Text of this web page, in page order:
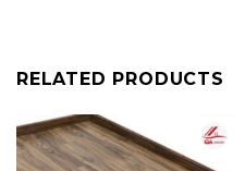
RELATED PRODUCTS